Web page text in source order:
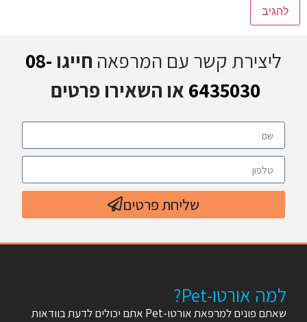
ליצירת קשר עם המרפאה חייגו 08-
6435030 או השאירו פרטים
שליחת פרטים
למה אורטו-Pet?
שאתם פונים למרפאת אורטו-Pet אתם יכולים לדעת בוודאות